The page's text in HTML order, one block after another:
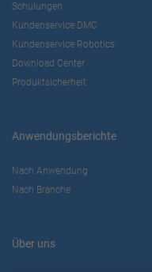
Schulungen
Kundenservice DMC
Kundenservice Robotics
Download Center
Produktsicherheit
Anwendungsberichte
Nach Anwendung
Nach Branche
Über uns